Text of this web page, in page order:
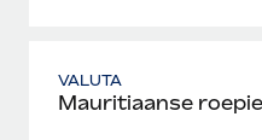
VALUTA
Mauritiaanse roepie